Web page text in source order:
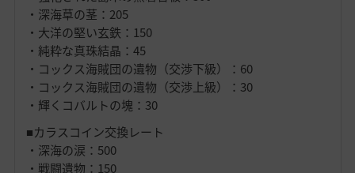
・深海草の茎：205
・大洋の堅い玄鉄：150
・純粋な真珠結晶：45
・コックス海賊団の遺物（交渉下級）：60
・コックス海賊団の遺物（交渉上級）：30
・輝くコバルトの塊：30
■カラスコイン交換レート
・深海の涙：500
・戦闘遺物：150